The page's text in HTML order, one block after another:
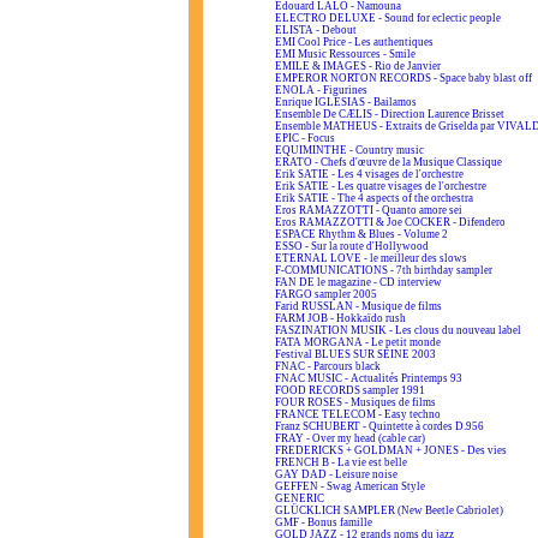
Edouard LALO - Namouna
ELECTRO DELUXE - Sound for eclectic people
ELISTA - Debout
EMI Cool Price - Les authentiques
EMI Music Ressources - Smile
EMILE & IMAGES - Rio de Janvier
EMPEROR NORTON RECORDS - Space baby blast off
ENOLA - Figurines
Enrique IGLESIAS - Bailamos
Ensemble De CÆLIS - Direction Laurence Brisset
Ensemble MATHEUS - Extraits de Griselda par
EPIC - Focus
EQUIMINTHE - Country music
ERATO - Chefs d'œuvre de la Musique Classique
Erik SATIE - Les 4 visages de l'orchestre
Erik SATIE - Les quatre visages de l'orchestre
Erik SATIE - The 4 aspects of the orchestra
Eros RAMAZZOTTI - Quanto amore sei
Eros RAMAZZOTTI & Joe COCKER - Difendero
ESPACE Rhythm & Blues - Volume 2
ESSO - Sur la route d'Hollywood
ETERNAL LOVE - le meilleur des slows
F-COMMUNICATIONS - 7th birthday sampler
FAN DE le magazine - CD interview
FARGO sampler 2005
Farid RUSSLAN - Musique de films
FARM JOB - Hokkaïdo rush
FASZINATION MUSIK - Les clous du nouveau label
FATA MORGANA - Le petit monde
Festival BLUES SUR SEINE 2003
FNAC - Parcours black
FNAC MUSIC - Actualités Printemps 93
FOOD RECORDS sampler 1991
FOUR ROSES - Musiques de films
FRANCE TELECOM - Easy techno
Franz SCHUBERT - Quintette à cordes D.956
FRAY - Over my head (cable car)
FREDERICKS + GOLDMAN + JONES - Des vies
FRENCH B - La vie est belle
GAY DAD - Leisure noise
GEFFEN - Swag American Style
GENERIC
GLÜCKLICH SAMPLER (New Beetle Cabriolet)
GMF - Bonus famille
GOLD JAZZ - 12 grands noms du jazz